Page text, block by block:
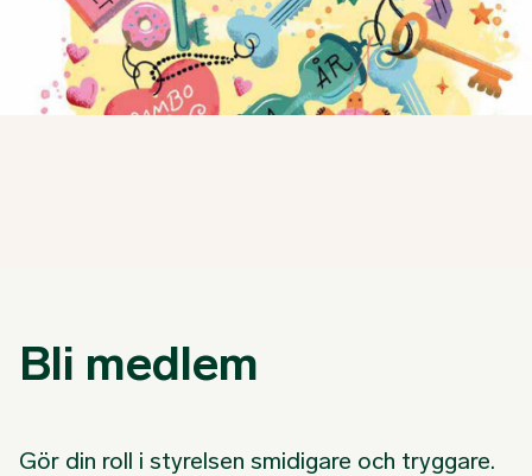
Bli medlem
Gör din roll i styrelsen smidigare och tryggare.